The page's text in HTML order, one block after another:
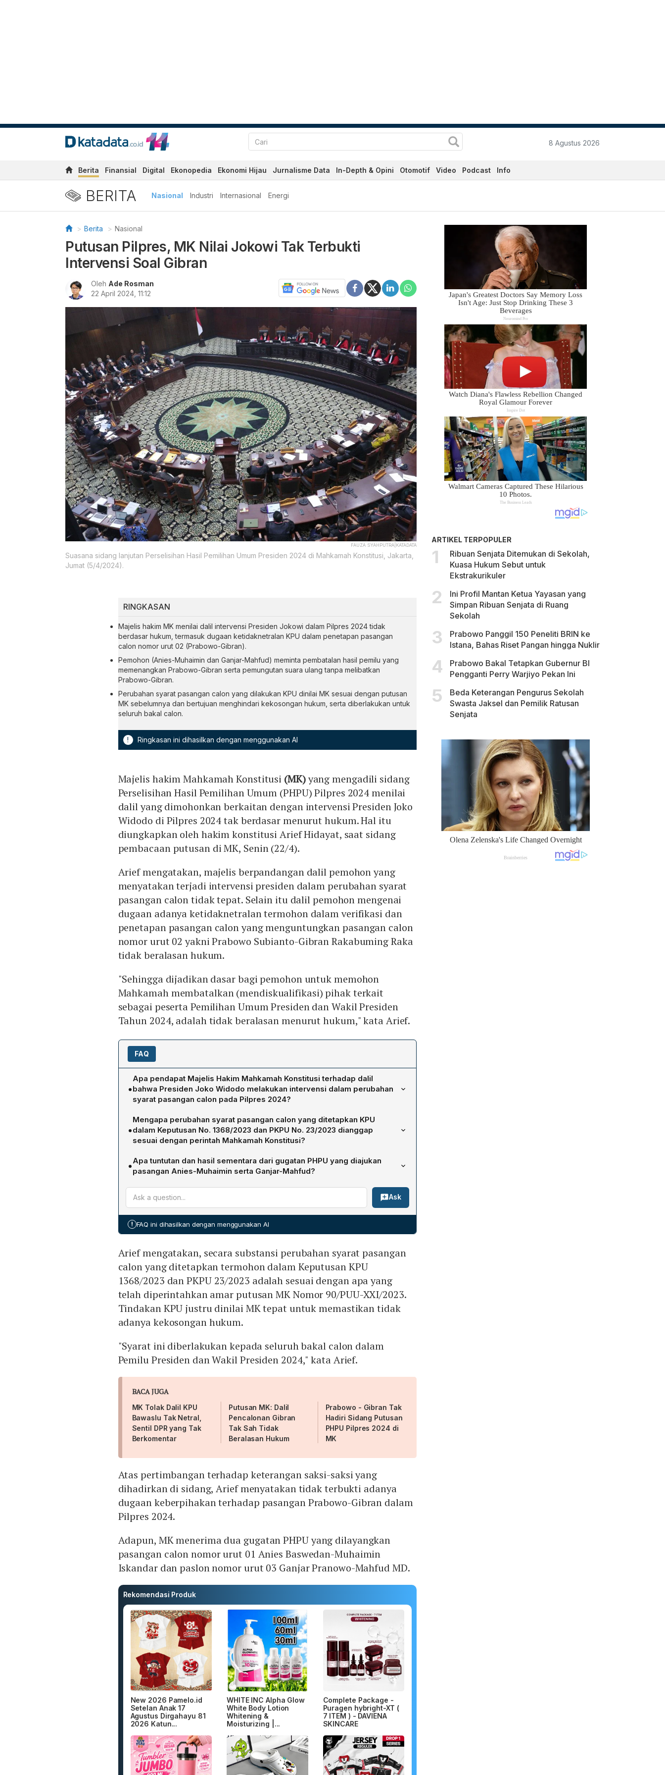
8 Agustus 2026
Berita Finansial Digital Ekonopedia Ekonomi Hijau Jurnalisme Data In-Depth & Opini Otomotif Video Podcast Info
BERITA Nasional Industri Internasional Energi
Berita Nasional
Putusan Pilpres, MK Nilai Jokowi Tak Terbukti
Intervensi Soal Gibran
Oleh Ade Rosman
22 April 2024, 11:12
FAUZA SYAHPUTRA|KATADATA
Suasana sidang lanjutan Perselisihan Hasil Pemilihan Umum Presiden 2024 di Mahkamah Konstitusi, Jakarta,
Jumat (5/4/2024).
RINGKASAN
Majelis hakim MK menilai dalil intervensi Presiden Jokowi dalam Pilpres 2024 tidak
berdasar hukum, termasuk dugaan ketidaknetralan KPU dalam penetapan pasangan
calon nomor urut 02 (Prabowo-Gibran).
Pemohon (Anies-Muhaimin dan Ganjar-Mahfud) meminta pembatalan hasil pemilu yang
memenangkan Prabowo-Gibran serta pemungutan suara ulang tanpa melibatkan
Prabowo-Gibran.
Perubahan syarat pasangan calon yang dilakukan KPU dinilai MK sesuai dengan putusan
MK sebelumnya dan bertujuan menghindari kekosongan hukum, serta diberlakukan untuk
seluruh bakal calon.
! Ringkasan ini dihasilkan dengan menggunakan AI
Majelis hakim Mahkamah Konstitusi (MK)yang mengadili sidang
Perselisihan Hasil Pemilihan Umum (PHPU) Pilpres 2024 menilai
dalil yang dimohonkan berkaitan dengan intervensi Presiden Joko
Widodo di Pilpres 2024 tak berdasar menurut hukum. Hal itu
diungkapkan oleh hakim konstitusi Arief Hidayat, saat sidang
pembacaan putusan di MK, Senin (22/4).
Arief mengatakan, majelis berpandangan dalil pemohon yang
menyatakan terjadi intervensi presiden dalam perubahan syarat
pasangan calon tidak tepat. Selain itu dalil pemohon mengenai
dugaan adanya ketidaknetralan termohon dalam verifikasi dan
penetapan pasangan calon yang menguntungkan pasangan calon
nomor urut 02 yakni Prabowo Subianto-Gibran Rakabuming Raka
tidak beralasan hukum.
"Sehingga dijadikan dasar bagi pemohon untuk memohon
Mahkamah membatalkan (mendiskualifikasi) pihak terkait
sebagai peserta Pemilihan Umum Presiden dan Wakil Presiden
Tahun 2024, adalah tidak beralasan menurut hukum," kata Arief.
FAQ
•
Apa pendapat Majelis Hakim Mahkamah Konstitusi terhadap dalil
bahwa Presiden Joko Widodo melakukan intervensi dalam perubahan
syarat pasangan calon pada Pilpres 2024?
Majelis Hakim, yang dipimpin hakim konstitusi Arief Hidayat, menilai bahwa dalil
intervensi presiden tidak berdasar secara hukum. Mereka menyatakan bahwa klaim
tersebut tidak tepat dan tidak dapat dijadikan dasar untuk memohon pembatalan
atau diskualifikasi peserta Pemilihan Umum Presiden dan Wakil Presiden 2024.
•
Mengapa perubahan syarat pasangan calon yang ditetapkan KPU
dalam Keputusan No. 1368/2023 dan PKPU No. 23/2023 dianggap
sesuai dengan perintah Mahkamah Konstitusi?
Perubahan syarat tersebut dianggap konsisten dengan amar putusan MK Nomor
90/PUU-XXI/2023. Majelis menilai tindakan KPU tepat untuk menghindari
kekosongan hukum, sehingga syarat baru diberlakukan kepada semua bakal calon
tanpa menimbulkan ketidaknetralan.
•Apa tuntutan dan hasil sementara dari gugatan PHPU yang diajukan
pasangan Anies-Muhaimin serta Ganjar-Mahfud?
Kedua paslon meminta MK membatalkan Keputusan KPU No. 360 Tahun 2024 yang
menetapkan Prabowo‑Gibran sebagai pemenang, serta mengadakan pemungutan
suara ulang tanpa melibatkan mereka. Gugatan mereka terdaftar dengan Nomor
MK menolak dalil-dalil mereka, menyatakan tidak terbukti adanya keberpihakan
Ask
! FAQ ini dihasilkan dengan menggunakan AI
Arief mengatakan, secara substansi perubahan syarat pasangan
calon yang ditetapkan termohon dalam Keputusan KPU
1368/2023 dan PKPU 23/2023 adalah sesuai dengan apa yang
telah diperintahkan amar putusan MK Nomor 90/PUU-XXI/2023.
Tindakan KPU justru dinilai MK tepat untuk memastikan tidak
adanya kekosongan hukum.
"Syarat ini diberlakukan kepada seluruh bakal calon dalam
Pemilu Presiden dan Wakil Presiden 2024," kata Arief.
BACA JUGA
MK Tolak Dalil KPU
Bawaslu Tak Netral,
Sentil DPR yang Tak
Berkomentar
Putusan MK: Dalil
Pencalonan Gibran
Tak Sah Tidak
Beralasan Hukum
Prabowo - Gibran Tak
Hadiri Sidang Putusan
PHPU Pilpres 2024 di
MK
Atas pertimbangan terhadap keterangan saksi-saksi yang
dihadirkan di sidang, Arief menyatakan tidak terbukti adanya
dugaan keberpihakan terhadap pasangan Prabowo-Gibran dalam
Pilpres 2024.
Adapun, MK menerima dua gugatan PHPU yang dilayangkan
pasangan calon nomor urut 01 Anies Baswedan-Muhaimin
Iskandar dan paslon nomor urut 03 Ganjar Pranowo-Mahfud MD.
Rekomendasi Produk
New 2026 Pamelo.id
Setelan Anak 17
Agustus Dirgahayu 81
2026 Katun...
WHITE INC Alpha Glow
White Body Lotion
Whitening &
Moisturizing |...
Complete Package -
Puragen hybright-XT (
7 ITEM ) - DAVIENA
SKINCARE
ARTIKEL TERPOPULER
Ribuan Senjata Ditemukan di Sekolah,
Kuasa Hukum Sebut untuk
Ekstrakurikuler
Ini Profil Mantan Ketua Yayasan yang
Simpan Ribuan Senjata di Ruang
Sekolah
Prabowo Panggil 150 Peneliti BRIN ke
Istana, Bahas Riset Pangan hingga Nuklir
Prabowo Bakal Tetapkan Gubernur BI
Pengganti Perry Warjiyo Pekan Ini
Beda Keterangan Pengurus Sekolah
Swasta Jaksel dan Pemilik Ratusan
Senjata